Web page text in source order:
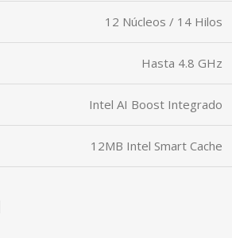
12 Núcleos / 14 Hilos
Hasta 4.8 GHz
Intel AI Boost Integrado
12MB Intel Smart Cache